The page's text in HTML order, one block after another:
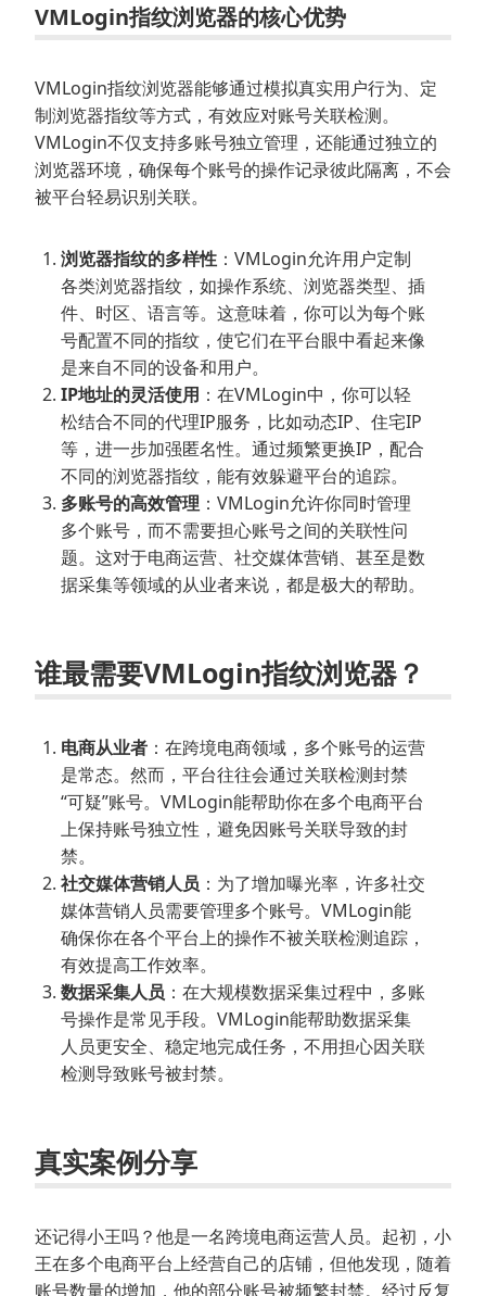
VMLogin指纹浏览器的核心优势
VMLogin指纹浏览器能够通过模拟真实用户行为、定
制浏览器指纹等方式，有效应对账号关联检测。
VMLogin不仅支持多账号独立管理，还能通过独立的
浏览器环境，确保每个账号的操作记录彼此隔离，不会
被平台轻易识别关联。
浏览器指纹的多样性 ：VMLogin允许用户定制
各类浏览器指纹，如操作系统、浏览器类型、插
件、时区、语言等。这意味着，你可以为每个账
号配置不同的指纹，使它们在平台眼中看起来像
是来自不同的设备和用户。
IP地址的灵活使用 ：在VMLogin中，你可以轻
松结合不同的代理IP服务，比如动态IP、住宅IP
等，进一步加强匿名性。通过频繁更换IP，配合
不同的浏览器指纹，能有效躲避平台的追踪。
多账号的高效管理 ：VMLogin允许你同时管理
多个账号，而不需要担心账号之间的关联性问
题。这对于电商运营、社交媒体营销、甚至是数
据采集等领域的从业者来说，都是极大的帮助。
谁最需要VMLogin指纹浏览器？
电商从业者 ：在跨境电商领域，多个账号的运营
是常态。然而，平台往往会通过关联检测封禁
“可疑”账号。VMLogin能帮助你在多个电商平台
上保持账号独立性，避免因账号关联导致的封
禁。
社交媒体营销人员 ：为了增加曝光率，许多社交
媒体营销人员需要管理多个账号。VMLogin能
确保你在各个平台上的操作不被关联检测追踪，
有效提高工作效率。
数据采集人员 ：在大规模数据采集过程中，多账
号操作是常见手段。VMLogin能帮助数据采集
人员更安全、稳定地完成任务，不用担心因关联
检测导致账号被封禁。
真实案例分享
还记得小王吗？他是一名跨境电商运营人员。起初，小
王在多个电商平台上经营自己的店铺，但他发现，随着
账号数量的增加，他的部分账号被频繁封禁。经过反复